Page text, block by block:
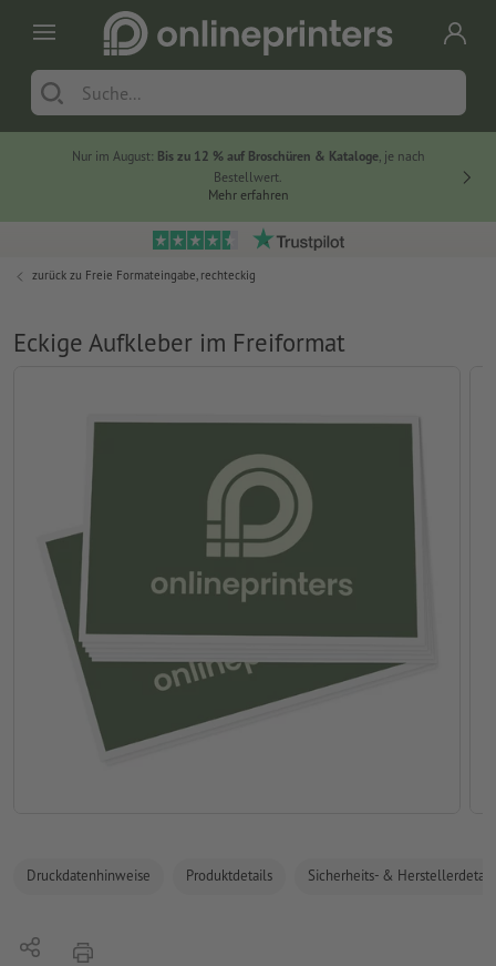
Nur im August: Bis zu 12 % auf Broschüren & Kataloge, je nach
Bestellwert.
Mehr erfahren
zurück zu Freie Formateingabe, rechteckig
Eckige Aufkleber im Freiformat
Druckdatenhinweise Produktdetails Sicherheits- &
Teilen Drucken